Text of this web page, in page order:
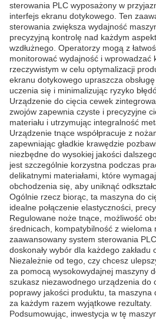
sterowania PLC wyposażony w
interfejs ekranu dotykowego. Ten
sterowania zwiększa wydajność
precyzyjną kontrolę nad każdym
wzdłużnego. Operatorzy mogą z
monitorować wydajność i wprowadzać
rzeczywistym w celu optymalizacji
ekranu dotykowego upraszcza
uczenia się i minimalizując ryzyko
Urządzenie do cięcia cewek
zwojów zapewnia czyste i precyzyjne
materiału i utrzymując integralność
Urządzenie tnące współpracuje z
zapewniając gładkie krawędzie
niezbędne do wysokiej jakości
jest szczególnie korzystna podczas
delikatnymi materiałami, które
obchodzenia się, aby uniknąć
Ogólnie rzecz biorąc, ta maszyna do
idealne połączenie elastyczności,
Regulowane noże tnące, możliwość
średnicach, kompatybilność z wieloma
zaawansowany system sterowania
doskonały wybór dla każdego zakładu
Niezależnie od tego, czy chcesz
za pomocą wysokowydajnej maszyny
szukasz niezawodnego urządzenia do
poprawy jakości produktu, ta maszyna
za każdym razem wyjątkowe rezultaty.
Podsumowując, inwestycja w tę